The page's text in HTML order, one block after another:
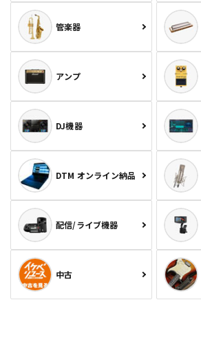
管楽器
アンプ
DJ機器
DTM オンライン納品
配信/ライブ機器
中古